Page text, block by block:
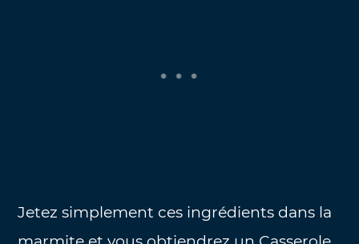
Jetez simplement ces ingrédients dans la